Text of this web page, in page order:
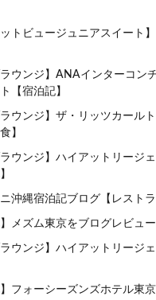
ットビュージュニアスイート
ラウンジ】ANAインターコン
【宿泊記】
ラウンジ】ザ・リッツカール
】
ラウンジ】ハイアットリージ
沖縄宿泊記ブログ【レスト
】メズム東京をブログレビュ
ラウンジ】ハイアットリージ
】フォーシーズンズホテル東